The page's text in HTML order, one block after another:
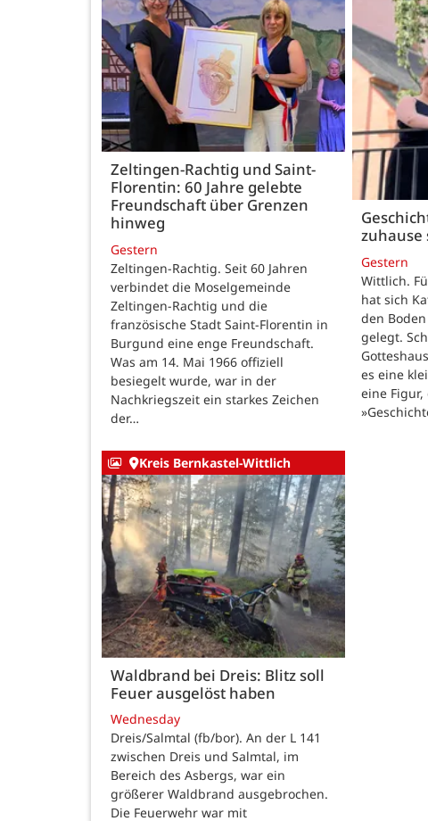
Zeltingen-Rachtig und Saint-
Florentin: 60 Jahre gelebte
Freundschaft über Grenzen
hinweg
Gestern
Zeltingen-Rachtig. Seit 60 Jahren
verbindet die Moselgemeinde
Zeltingen-Rachtig und die
französische Stadt Saint-Florentin in
Burgund eine enge Freundschaft.
Was am 14. Mai 1966 offiziell
besiegelt wurde, war in der
Nachkriegszeit ein starkes Zeichen
der…
zuhause
Gestern
Wittlich.
hat sich
den
gelegt.
es eine
eine
Kreis Bernkastel-Wittlich
Waldbrand bei Dreis: Blitz soll
Feuer ausgelöst haben
Wednesday
Dreis/Salmtal (fb/bor). An der L 141
zwischen Dreis und Salmtal, im
Bereich des Asbergs, war ein
größerer Waldbrand ausgebrochen.
Die Feuerwehr war mit